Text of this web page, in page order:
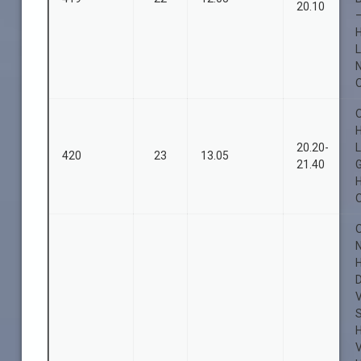
20.10
420 23 13.05
20.20-
21.40